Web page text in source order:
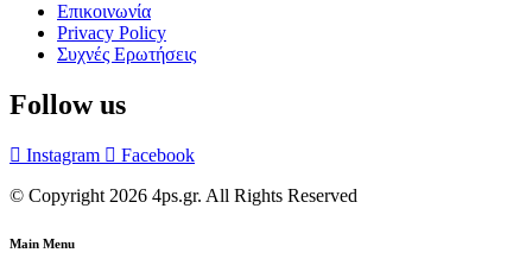
Επικοινωνία
Privacy Policy
Συχνές Ερωτήσεις
Follow us
Instagram
Facebook
© Copyright 2026 4ps.gr. All Rights Reserved
Main Menu